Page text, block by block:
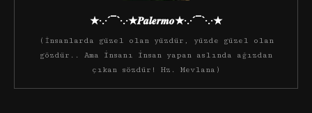
★·.·´¯`·.·★𝑷𝒂𝒍𝒆𝒓𝒎𝒐★·.·´¯`·.·★
(İnsanlarda güzel olan yüzdür, yüzde güzel olan
gözdür.. Ama insanı insan yapan aslında ağızdan
çıkan sözdür! Hz. Mevlana)